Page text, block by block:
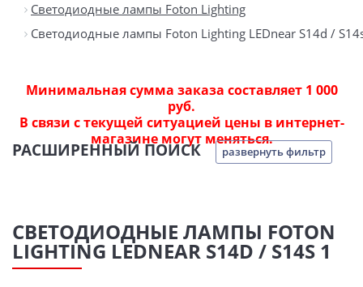
Светодиодные лампы Foton Lighting
Светодиодные лампы Foton Lighting LEDnear S14d /
Минимальная сумма заказа составляет 1 000
руб.
В связи с текущей ситуацией цены в интернет-
магазине могут меняться.
РАСШИРЕННЫЙ ПОИСК развернуть фильтр
СВЕТОДИОДНЫЕ ЛАМПЫ FOTON
LIGHTING LEDNEAR S14D / S14S 1